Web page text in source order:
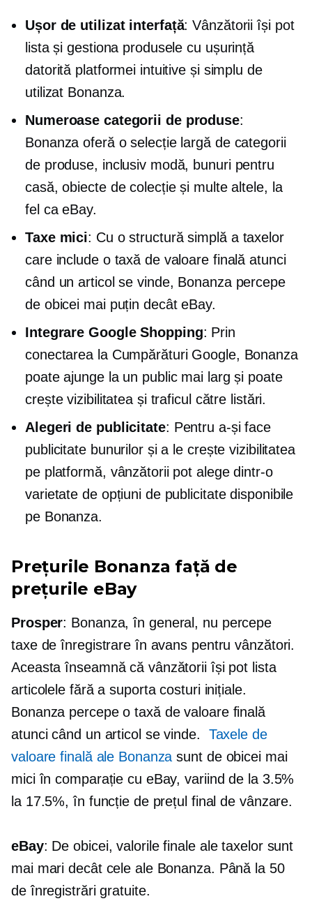
Ușor de utilizatinterfață: Vânzătorii își pot
lista și gestiona produsele cu ușurință
datorită platformei intuitive și simplu de
utilizat Bonanza.
Numeroase categorii de produse:
Bonanza oferă o selecție largă de categorii
de produse, inclusiv modă, bunuri pentru
casă, obiecte de colecție și multe altele, la
fel ca eBay.
Taxe mici: Cu o structură simplă a taxelor
care include o taxă de valoare finală atunci
când un articol se vinde, Bonanza percepe
de obicei mai puțin decât eBay.
Integrare Google Shopping: Prin
conectarea la Cumpărături Google, Bonanza
poate ajunge la un public mai larg și poate
crește vizibilitatea și traficul către listări.
Alegeri de publicitate: Pentru a-și face
publicitate bunurilor și a le crește vizibilitatea
pe platformă, vânzătorii pot alege dintr-o
varietate de opțiuni de publicitate disponibile
pe Bonanza.
Prețurile Bonanza față de
prețurile eBay
Prosper: Bonanza, în general, nu percepe
taxe de înregistrare în avans pentru vânzători.
Aceasta înseamnă că vânzătorii își pot lista
articolele fără a suporta costuri inițiale.
Bonanza percepe o taxă de valoare finală
atunci când un articol se vinde. Taxele de
valoare finală ale Bonanza sunt de obicei mai
mici în comparație cu eBay, variind de la 3.5%
la 17.5%, în funcție de prețul final de vânzare.
eBay: De obicei, valorile finale ale taxelor sunt
mai mari decât cele ale Bonanza. Până la 50
de înregistrări gratuite.